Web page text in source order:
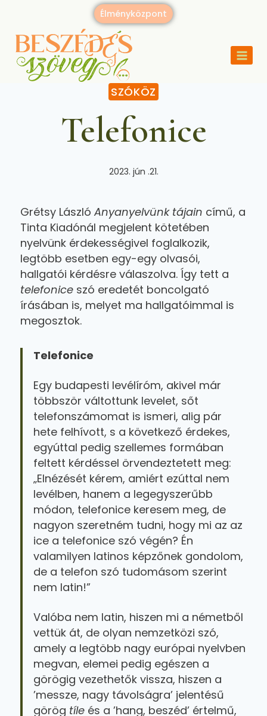
Élményközpont
SZÓKÖZ
Telefonice
2023. jún .21.
Grétsy László Anyanyelvünk tájain című, a
Tinta Kiadónál megjelent kötetében
nyelvünk érdekességivel foglalkozik,
legtöbb esetben egy-egy olvasói,
hallgatói kérdésre válaszolva. Így tett a
telefonice szó eredetét boncolgató
írásában is, melyet ma hallgatóimmal is
megosztok.
Telefonice
Egy budapesti levélíróm, akivel már
többször váltottunk levelet, sőt
telefonszámomat is ismeri, alig pár
hete felhívott, s a következő érdekes,
egyúttal pedig szellemes formában
feltett kérdéssel örvendeztetett meg:
„Elnézését kérem, amiért ezúttal nem
levélben, hanem a legegyszerűbb
módon, telefonice keresem meg, de
nagyon szeretném tudni, hogy mi az az
ice a telefonice szó végén? Én
valamilyen latinos képzőnek gondolom,
de a telefon szó tudomásom szerint
nem latin!”
Valóba nem latin, hiszen mi a németből
vettük át, de olyan nemzetközi szó,
amely a legtöbb nagy európai nyelvben
megvan, elemei pedig egészen a
görögig vezethetők vissza, hiszen a
’messze, nagy távolságra’ jelentésű
görög tíle és a ’hang, beszéd’ értelmű,